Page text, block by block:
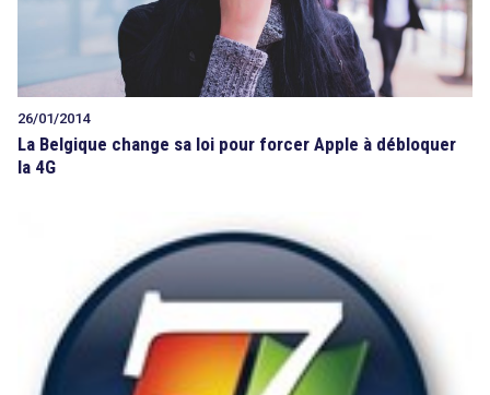
26/01/2014
La Belgique change sa loi pour forcer Apple à débloquer
la 4G